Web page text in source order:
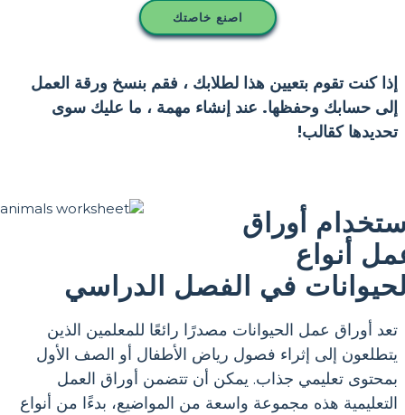
اصنع خاصتك
إذا كنت تقوم بتعيين هذا لطلابك ، فقم بنسخ ورقة العمل
إلى حسابك وحفظها. عند إنشاء مهمة ، ما عليك سوى
تحديدها كقالب!
أوراق
أنواع
في الفصل الدراسي
تعد أوراق عمل الحيوانات مصدرًا رائعًا للمعلمين الذين
يتطلعون إلى إثراء فصول رياض الأطفال أو الصف الأول
بمحتوى تعليمي جذاب. يمكن أن تتضمن أوراق العمل
التعليمية هذه مجموعة واسعة من المواضيع، بدءًا من أنواع